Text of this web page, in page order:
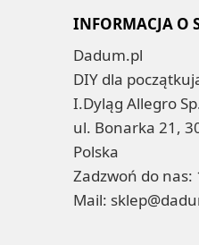
INFORMACJA O
Dadum.pl
DIY dla
I.Dyląg Allegro
ul. Bonarka 21,
Polska
Zadzwoń do nas:
Mail: